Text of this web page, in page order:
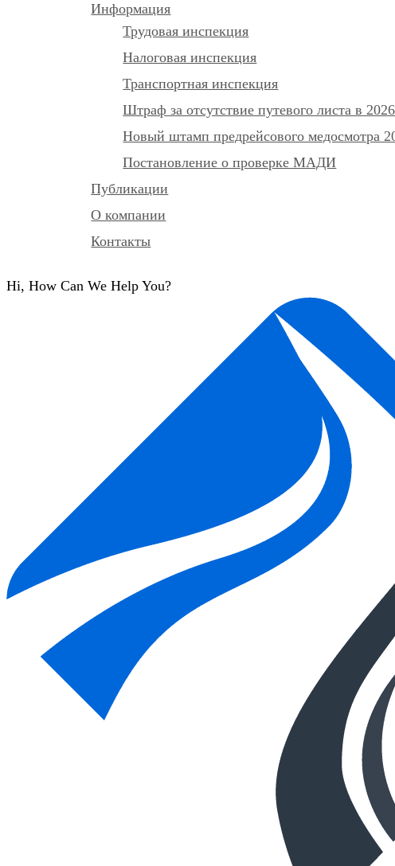
Информация
Трудовая инспекция
Налоговая инспекция
Транспортная инспекция
Штраф за отсутствие путевого листа в
Новый штамп предрейсового медосмотра
Постановление о проверке МАДИ
Публикации
О компании
Контакты
Hi, How Can We Help You?